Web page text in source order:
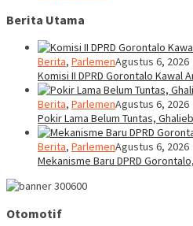
Berita Utama
Berita, ParlemenAgustus 6, 2026
Komisi II DPRD Gorontalo Kawal
Berita, ParlemenAgustus 6, 2026
Pokir Lama Belum Tuntas,
Berita, ParlemenAgustus 6, 2026
Mekanisme Baru DPRD
Otomotif